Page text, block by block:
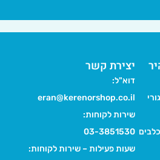
יצירת קשר
דוא"ל:
eran@kerenorshop.co.il
שירות לקוחות:
03-3851530
שעות פעילות – שירות לקוחות: